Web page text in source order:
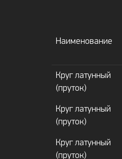
Наименование
Круг латунный
(пруток)
Круг латунный
(пруток)
Круг латунный
(пруток)